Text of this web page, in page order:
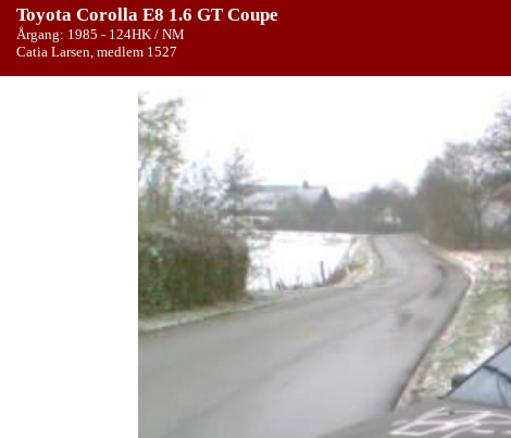
Toyota Corolla E8 1.6 GT Coupe
Årgang: 1985 - 124HK / NM
Catia Larsen, medlem 1527